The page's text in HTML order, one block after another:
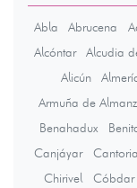
Abla Abrucena
Alcóntar
Alcudia
Alicún
Armuña de
Benahadux
Canjáyar
Cantoria
Chirivel
Cóbdar